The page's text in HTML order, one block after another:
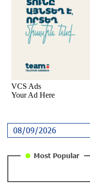
Philharmonia” Symphony
Young
Bring the
The Sound
Educational
for Future
Most Popular